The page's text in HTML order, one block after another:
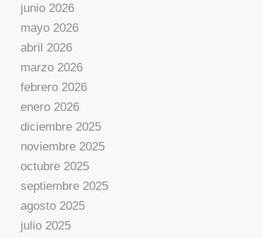
junio 2026
mayo 2026
abril 2026
marzo 2026
febrero 2026
enero 2026
diciembre 2025
noviembre 2025
octubre 2025
septiembre 2025
agosto 2025
julio 2025